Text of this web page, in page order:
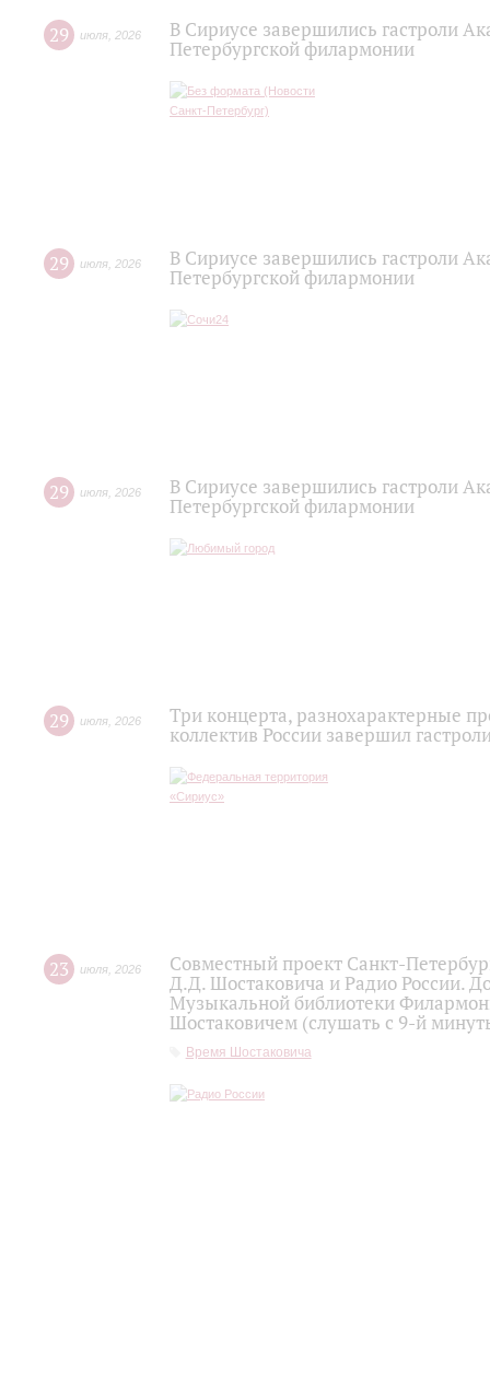
29 июля 2026
В Сириусе завершились гастроли
Петербургской филармонии
29 июля 2026
В Сириусе завершились гастроли
Петербургской филармонии
29 июля 2026
В Сириусе завершились гастроли
Петербургской филармонии
29 июля 2026
Три концерта, разнохарактерные
коллектив России завершил
23 июля 2026
Совместный проект Санкт-
Д.Д. Шостаковича и Радио России.
Музыкальной библиотеки
Шостаковичем (слушать с 9-й
Время Шостаковича